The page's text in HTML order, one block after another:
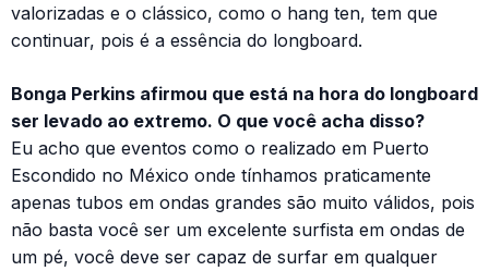
valorizadas e o clássico, como o hang ten, tem que
continuar, pois é a essência do longboard.
Bonga Perkins afirmou que está na hora do longboard
ser levado ao extremo. O que você acha disso?
Eu acho que eventos como o realizado em Puerto
Escondido no México onde tínhamos praticamente
apenas tubos em ondas grandes são muito válidos, pois
não basta você ser um excelente surfista em ondas de
um pé, você deve ser capaz de surfar em qualquer